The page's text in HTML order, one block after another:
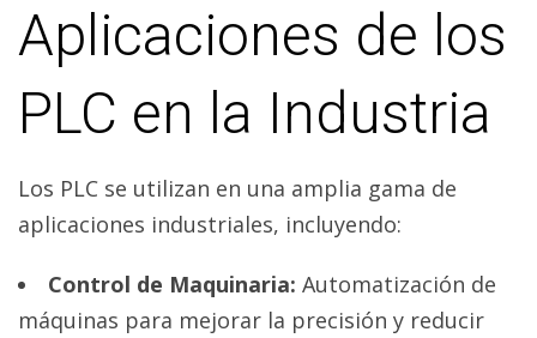
Aplicaciones de los
PLC en la Industria
Los PLC se utilizan en una amplia gama de
aplicaciones industriales, incluyendo:
Control de Maquinaria: Automatización de
máquinas para mejorar la precisión y reducir